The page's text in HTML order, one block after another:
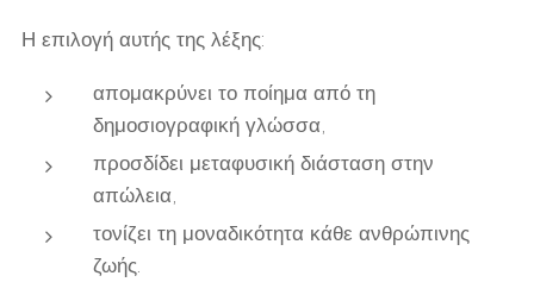
Η επιλογή αυτής της λέξης:
απομακρύνει το ποίημα από τη
δημοσιογραφική γλώσσα,
προσδίδει μεταφυσική διάσταση στην
απώλεια,
τονίζει τη μοναδικότητα κάθε ανθρώπινης
ζωής.